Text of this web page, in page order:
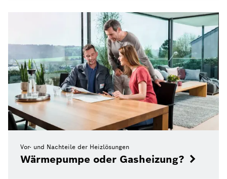
Vor- und Nachteile der Heizlösungen
Wärmepumpe oder Gasheizung?